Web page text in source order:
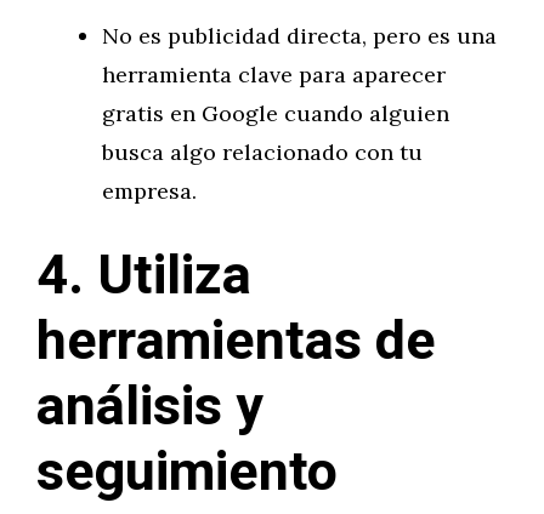
No es publicidad directa, pero es una
herramienta clave para aparecer
gratis en Google cuando alguien
busca algo relacionado con tu
empresa.
4. Utiliza
herramientas de
análisis y
seguimiento